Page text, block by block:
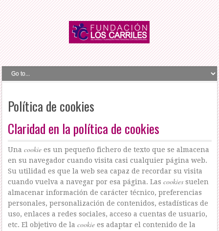
Política de cookies
Claridad en la política de cookies
Unacookie es un pequeño fichero de texto que se almacena
en su navegador cuando visita casi cualquier página web.
Su utilidad es que la web sea capaz de recordar su visita
cuando vuelva a navegar por esa página. Lascookies suelen
almacenar información de carácter técnico, preferencias
personales, personalización de contenidos, estadísticas de
uso, enlaces a redes sociales, acceso a cuentas de usuario,
etc. El objetivo de lacookie es adaptar el contenido de la